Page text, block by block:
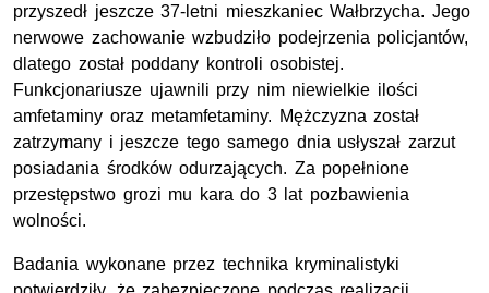
przyszedł jeszcze 37-letni mieszkaniec Wałbrzycha. Jego
nerwowe zachowanie wzbudziło podejrzenia policjantów,
dlatego został poddany kontroli osobistej.
Funkcjonariusze ujawnili przy nim niewielkie ilości
amfetaminy oraz metamfetaminy. Mężczyzna został
zatrzymany i jeszcze tego samego dnia usłyszał zarzut
posiadania środków odurzających. Za popełnione
przestępstwo grozi mu kara do 3 lat pozbawienia
wolności.
Badania wykonane przez technika kryminalistyki